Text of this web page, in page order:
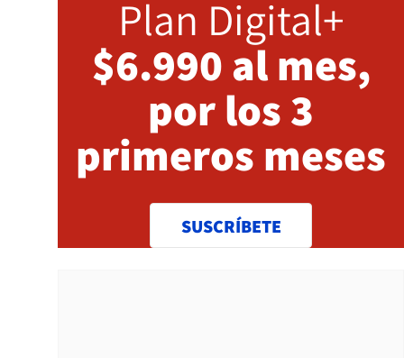
Plan Digital+
$6.990 al mes,
por los 3
primeros meses
SUSCRÍBETE